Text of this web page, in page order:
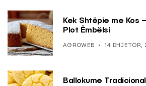
Kek Shtëpie me Kos
Plot Ëmbëlsi
AGROWEB 14 DHJETOR,
Ballokume